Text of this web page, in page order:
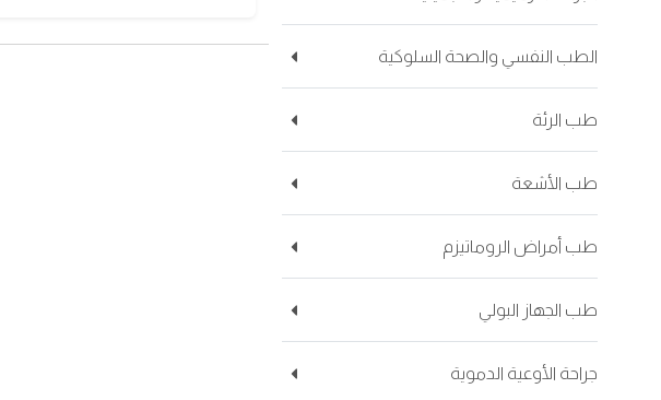
الطب النفسي والصحة السلوكية
طب الرئة
طب الأشعة
طب أمراض الروماتيزم
طب الجهاز البولي
جراحة الأوعية الدموية